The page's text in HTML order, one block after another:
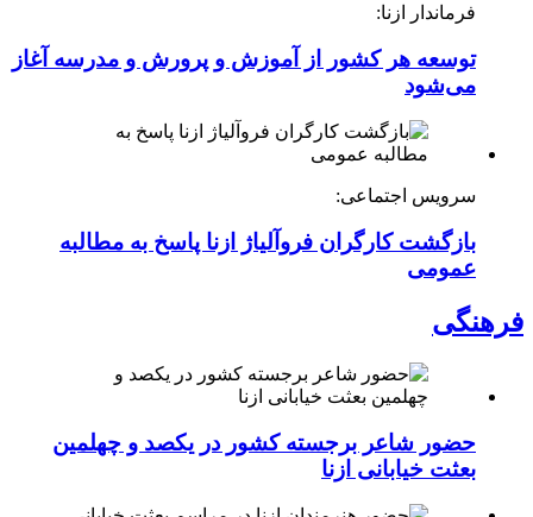
فرماندار ازنا:
توسعه هر کشور از آموزش و پرورش و مدرسه آغاز
می‌شود
سرویس اجتماعی:
بازگشت کارگران فروآلیاژ ازنا پاسخ به مطالبه
عمومی
فرهنگی
حضور شاعر برجسته کشور در یکصد و چهلمین
بعثت خیابانی ازنا